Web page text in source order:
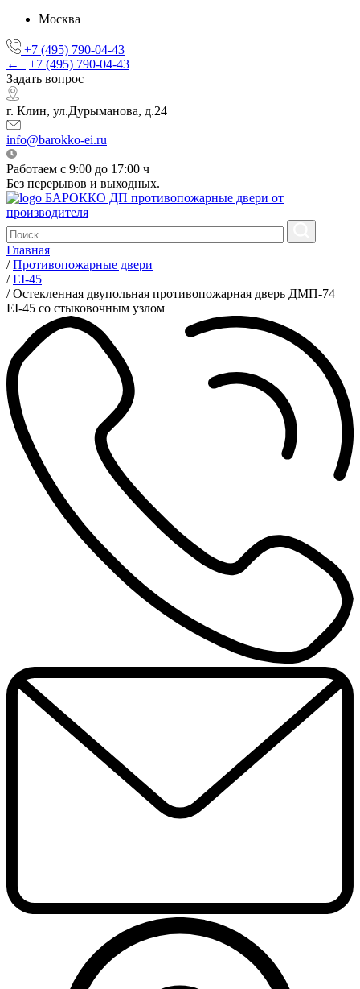
Москва
+7 (495) 790-04-43
←
+7 (495) 790-04-43
Задать вопрос
г. Клин, ул.Дурыманова, д.24
info@barokko-ei.ru
Работаем с 9:00 до 17:00 ч
Без перерывов и выходных.
БАРОККО ДП противопожарные двери от
производителя
Главная
/ Противопожарные двери
/ EI-45
/ Остекленная двупольная противопожарная дверь ДМП-74
EI-45 со стыковочным узлом